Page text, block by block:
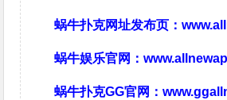
蜗牛扑克网址发布页：
蜗牛娱乐官网：
蜗牛扑克GG官网：